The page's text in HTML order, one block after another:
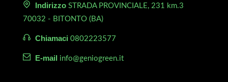
Indirizzo STRADA PROVINCIALE, 231 km.3
70032 - BITONTO (BA)
Chiamaci 0802223577
E-mail info@geniogreen.it